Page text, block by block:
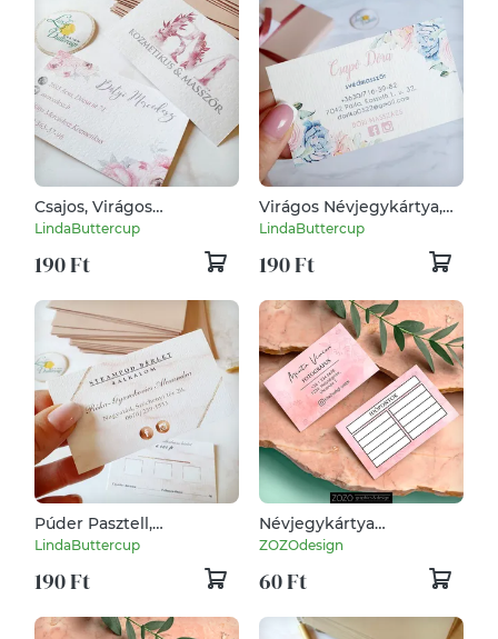
Csajos, Virágos
Névjegykártya,
kozmetikus, fodrász,
körmös, pasztell, núd,
rosegold
LindaButtercup
190 Ft
Virágos Névjegykártya,
kozmetikus, fodrász,
körmös, masszőr
LindaButtercup
190 Ft
Púder Pasztell,
Névjegykártya,
kozmetikus, fodrász,
körmös, pasztell, núd,
rosegold
LindaButtercup
190 Ft
Névjegykártya
időpontkártya
hűségkártya
termékkártya
köszönőkártya
watercolor pink reklám
marketing arculat dizájn
ZOZOdesign
60 Ft